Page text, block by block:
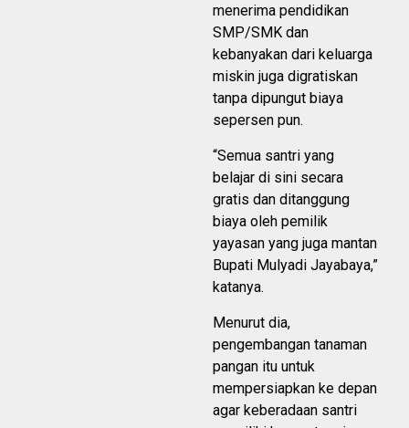
menerima pendidikan
SMP/SMK dan
kebanyakan dari keluarga
miskin juga digratiskan
tanpa dipungut biaya
sepersen pun.
“Semua santri yang
belajar di sini secara
gratis dan ditanggung
biaya oleh pemilik
yayasan yang juga mantan
Bupati Mulyadi Jayabaya,”
katanya.
Menurut dia,
pengembangan tanaman
pangan itu untuk
mempersiapkan ke depan
agar keberadaan santri